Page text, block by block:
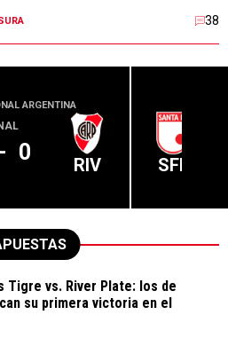
38
ARGENTINA
- 0 RIV SFE
Tigre vs. River Plate: los de
su primera victoria en el